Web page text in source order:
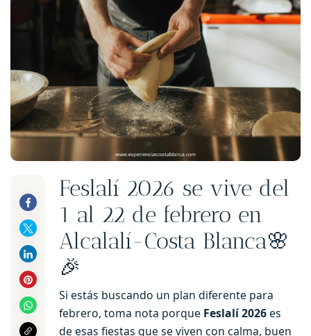
Feslalí 2026 se vive del
1 al 22 de febrero en
Alcalalí-Costa Blanca🌸
🎉
Si estás buscando un plan diferente para
febrero, toma nota porque Feslalí 2026es
de esas fiestas que se viven con calma, buen